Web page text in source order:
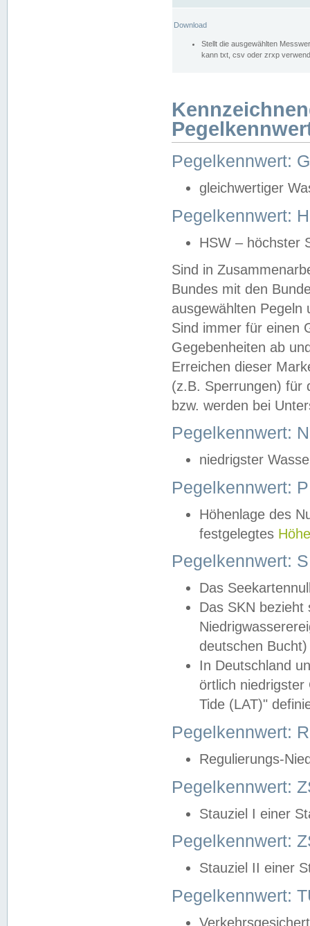
Download
Stellt die ausgewählten
kann txt, csv oder zrxp
Pegelkennwert:
gleichwertiger
Pegelkennwert:
HSW – höchster
Sind in
Bundes mit den
ausgewählten
Sind immer für einen
Gegebenheiten ab
Erreichen dieser
(z.B. Sperrungen) für
bzw. werden bei
Pegelkennwert:
niedrigster
Pegelkennwert:
Höhenlage des
festgelegtes
Pegelkennwert:
Das
Das SKN
deutschen
In Deutschland
örtlich
Tide (LAT)"
Pegelkennwert:
Regulierungs-
Pegelkennwert:
Stauziel I einer
Pegelkennwert:
Stauziel II einer
Pegelkennwert: